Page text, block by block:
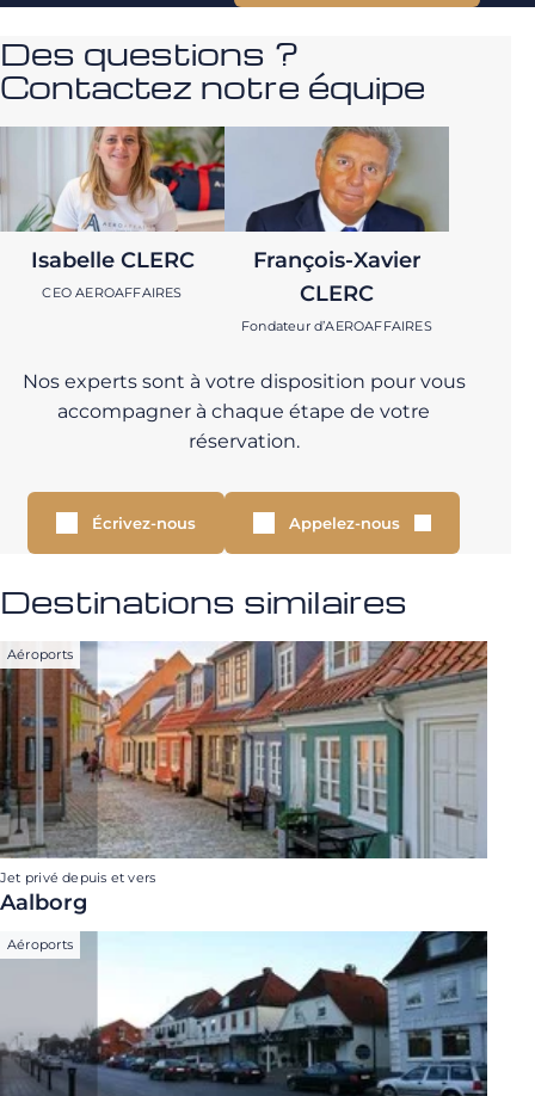
Des questions ?
Contactez notre équipe
Isabelle CLERC
CEO AEROAFFAIRES
François-Xavier
CLERC
Fondateur d’AEROAFFAIRES
Nos experts sont à votre disposition pour vous
accompagner à chaque étape de votre
réservation.
Écrivez-nous Appelez-nous
Destinations similaires
Aéroports
Jet privé depuis et vers
Aalborg
Aéroports